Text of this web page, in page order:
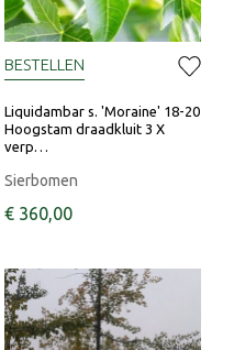
Liquidambar s. 'Moraine' 18-20
Hoogstam draadkluit 3 X
verp…
Sierbomen
€ 360 00
BESTELLEN